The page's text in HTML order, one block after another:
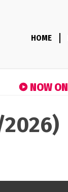
HOME
NOW